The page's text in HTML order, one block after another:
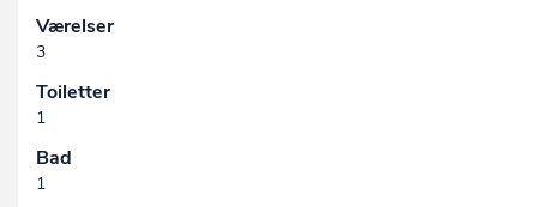
Værelser
3
Toiletter
1
Bad
1